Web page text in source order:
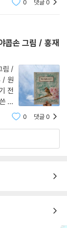
0 댓글0
콥손 그림 / 홍재
림 /
/ 원
전
첫
어
0 댓글0